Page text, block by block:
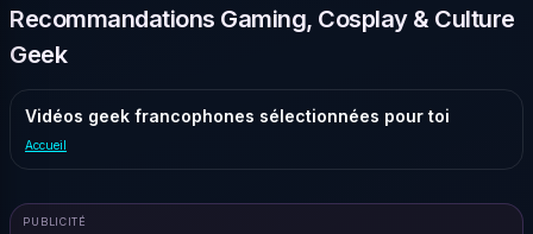
Recommandations Gaming, Cosplay & Culture
Geek
Vidéos geek francophones sélectionnées pour toi
Accueil
PUBLICITÉ